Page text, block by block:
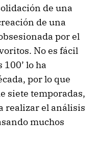
de una
de una
por el
No es fácil
100’ lo ha
por lo que
siete temporadas,
realizar el análisis
muchos